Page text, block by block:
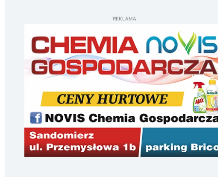
REKLAMA